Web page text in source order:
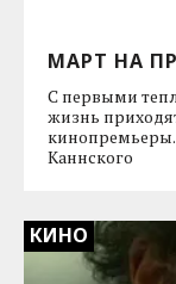
МАРТ НА
С первыми
жизнь
Каннского
КИНО